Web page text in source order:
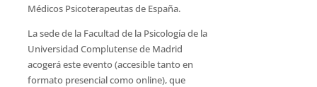
Médicos Psicoterapeutas de España.
La sede de la Facultad de la Psicología de la
Universidad Complutense de Madrid
acogerá este evento (accesible tanto en
formato presencial como online), que